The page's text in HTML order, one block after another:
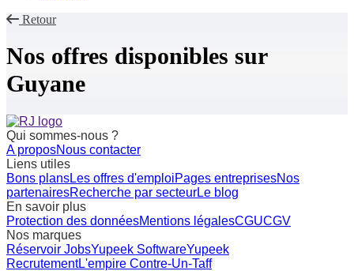
Retour
Nos offres disponibles sur
Guyane
Qui sommes-nous ?
A proposNous contacter
Liens utiles
Bons plansLes offres d'emploiPages entreprisesNos
partenairesRecherche par secteurLe blog
En savoir plus
Protection des donnéesMentions légalesCGUCGV
Nos marques
Réservoir JobsYupeek SoftwareYupeek
RecrutementL'empire Contre-Un-Taff